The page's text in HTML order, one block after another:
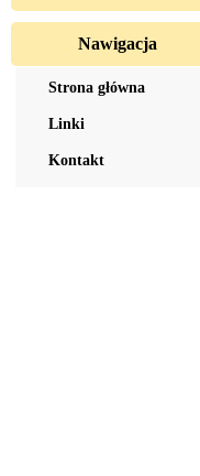
Nawigacja
Strona główna
Linki
Kontakt